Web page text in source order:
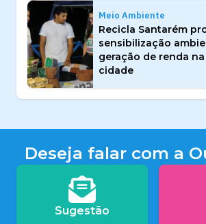
Meio Ambiente
Recicla Santarém
sensibilização
geração de renda
cidade
Deseja falar com a
Sugestão